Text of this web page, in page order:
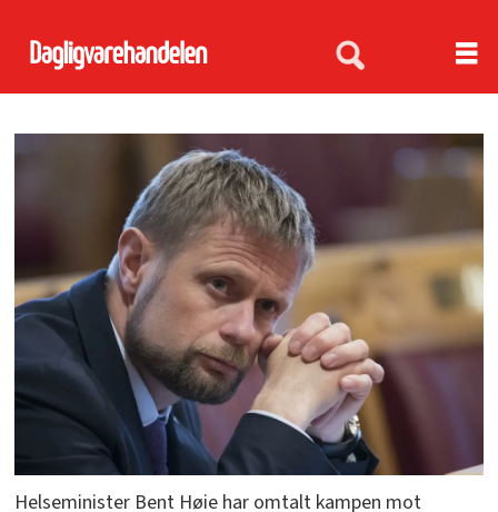
Helseminister Bent Høie har omtalt kampen mot